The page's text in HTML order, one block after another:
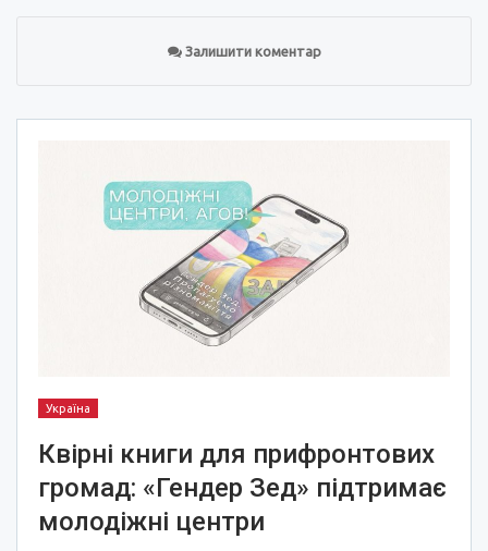
Залишити коментар
Україна
Квірні книги для прифронтових
громад: «Гендер Зед» підтримає
молодіжні центри